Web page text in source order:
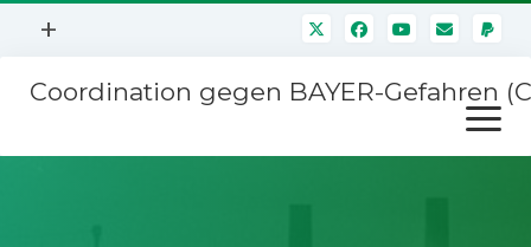
Menü
+
Mitmachen
Coordination gegen BAYER-Gefahren
Menü
öffnen